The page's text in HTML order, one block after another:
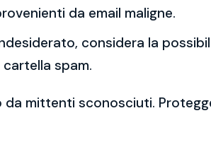
da email maligne.
considera la
spam.
da mittenti sconosciuti.